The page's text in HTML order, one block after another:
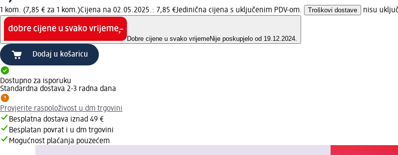
1 kom. (7,85 € za 1 kom.)Cijena na 02.05.2025.: 7,85 €Jedinična cijena s uključenim PDV-om. Troškovi dostave nisu
Dobre cijene u svako vrijemeNije poskupjelo od 19.12.2024.
Dodaj u košaricu
Dostupno za isporuku
Standardna dostava 2-3 radna dana
Provjerite raspoloživost u dm trgovini
Besplatna dostava iznad 49 €
Besplatan povrat i u dm trgovini
Mogućnost plaćanja pouzećem